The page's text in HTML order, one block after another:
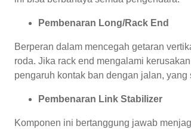
Pembenaran Long/Rack End
Berperan dalam mencegah getaran
roda. Jika rack end mengalami
pengaruh kontak ban dengan jalan,
Pembenaran Link Stabilizer
Komponen ini bertanggung jawab